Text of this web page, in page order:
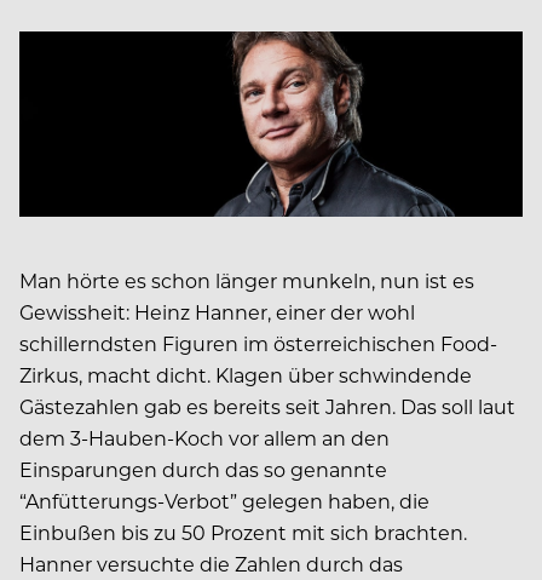
Man hörte es schon länger munkeln, nun ist es
Gewissheit: Heinz Hanner, einer der wohl
schillerndsten Figuren im österreichischen Food-
Zirkus, macht dicht. Klagen über schwindende
Gästezahlen gab es bereits seit Jahren. Das soll laut
dem 3-Hauben-Koch vor allem an den
Einsparungen durch das so genannte
“Anfütterungs-Verbot” gelegen haben, die
Einbußen bis zu 50 Prozent mit sich brachten.
Hanner versuchte die Zahlen durch das